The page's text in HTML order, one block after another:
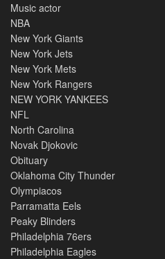
Music actor
NBA
New York Giants
New York Jets
New York Mets
New York Rangers
NEW YORK YANKEES
NFL
North Carolina
Novak Djokovic
Obituary
Oklahoma City Thunder
Olympiacos
Parramatta Eels
Peaky Blinders
Philadelphia 76ers
Philadelphia Eagles